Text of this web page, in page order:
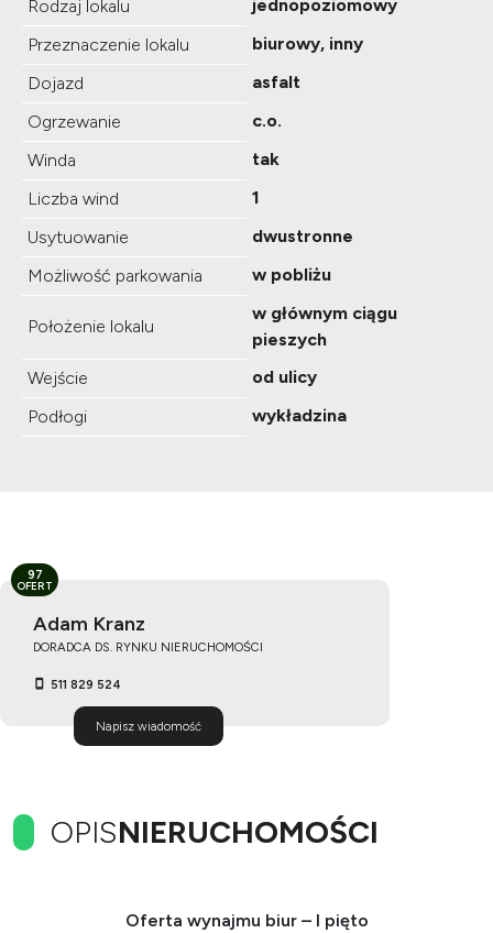
Rodzaj lokalu
jednopoziomowy
Przeznaczenie lokalu
biurowy, inny
Dojazd
asfalt
Ogrzewanie
c.o.
Winda
tak
Liczba wind
1
Usytuowanie
dwustronne
Możliwość parkowania
w pobliżu
Położenie lokalu
w głównym ciągu
pieszych
Wejście
od ulicy
Podłogi
wykładzina
Adam Kranz
DORADCA DS. RYNKU NIERUCHOMOŚCI
511 829 524
Napisz wiadomość
97
OFERT
OPISNIERUCHOMOŚCI
Oferta wynajmu biur – I pięto